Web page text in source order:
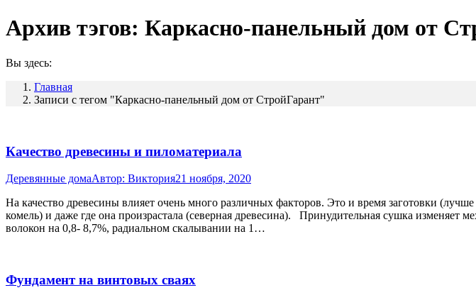
Архив тэгов: Каркасно-панельный дом от
Вы здесь:
Главная
Записи с тегом "Каркасно-панельный дом от СтройГарант"
Качество древесины и пиломатериала
Деревянные домаАвтор: Виктория21 ноября, 2020
На качество древесины влияет очень много различных факторов. Это и время заготовки
комель) и даже где она произрастала (северная древесина). Принудительная сушка
волокон на 0,8- 8,7%, радиальном скалывании на 1…
Фундамент на винтовых сваях